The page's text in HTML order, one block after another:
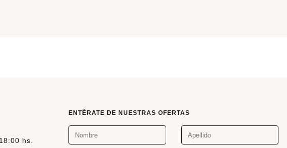
hs.
ENTÉRATE DE NUESTRAS OFERTAS